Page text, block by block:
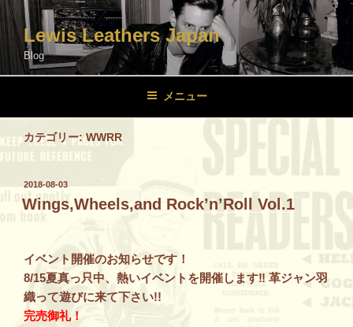
コ
ス
キ
Lewis Leathers Japan
Blog
メニュー
カテゴリー: WWRR
投
稿
日:
2018-08-03
Wings,Wheels,and Rock’n’Roll Vol.1
イベント開催のお知らせです！
8/15夏真っ只中、熱いイベントを開催します‼︎ 革ジャン羽
織って遊びに来て下さい!!
完売御礼！